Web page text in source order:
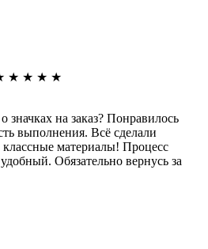
★ ★ ★ ★
значках на заказ? Понравилось
выполнения. Всё сделали
классные материалы! Процесс
Обязательно вернусь за